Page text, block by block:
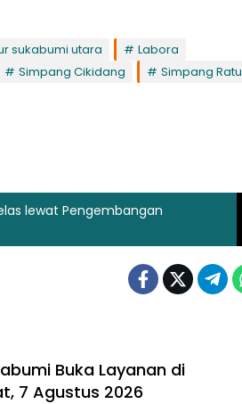
sukabumi utara
Labora
Simpang Cikidang
Simpang Ratu
lewat Pengembangan
Buka Layanan di
7 Agustus 2026